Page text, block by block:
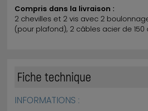
Compris dans la livraison :
2 chevilles et 2 vis avec 2
(pour plafond), 2 câbles acier de 150
Fiche technique
INFORMATIONS :